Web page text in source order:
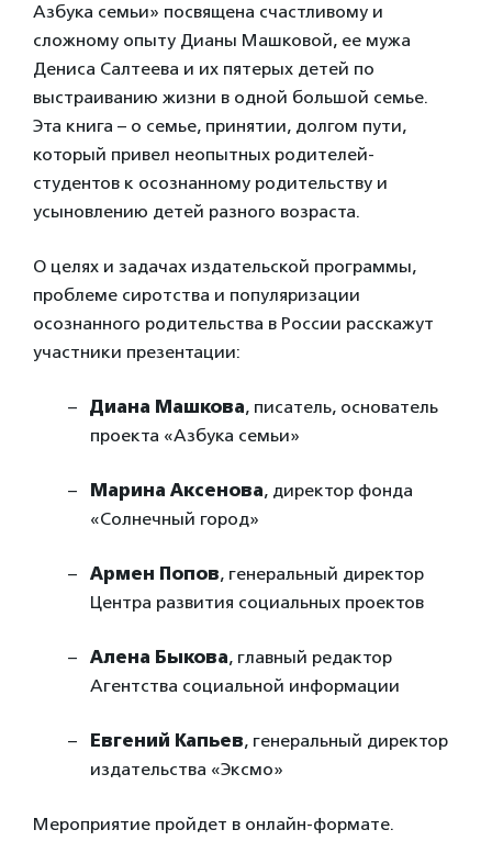
Азбука семьи» посвящена счастливому и
сложному опыту Дианы Машковой, ее мужа
Дениса Салтеева и их пятерых детей по
выстраиванию жизни в одной большой семье.
Эта книга – о семье, принятии, долгом пути,
который привел неопытных родителей-
студентов к осознанному родительству и
усыновлению детей разного возраста.
О целях и задачах издательской программы,
проблеме сиротства и популяризации
осознанного родительства в России расскажут
участники презентации:
Диана Машкова, писатель, основатель
проекта «Азбука семьи»
Марина Аксенова, директор фонда
«Солнечный город»
Армен Попов, генеральный директор
Центра развития социальных проектов
Алена Быкова, главный редактор
Агентства социальной информации ​
Евгений Капьев, генеральный директор
издательства «Эксмо»
Мероприятие пройдет в онлайн-формате.